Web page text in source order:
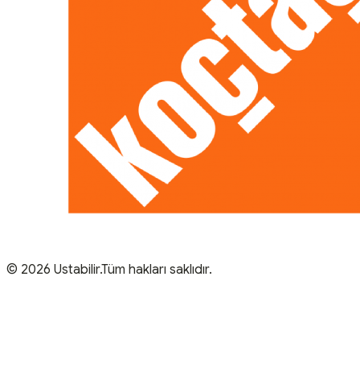
© 2026 Ustabilir.Tüm hakları saklıdır.